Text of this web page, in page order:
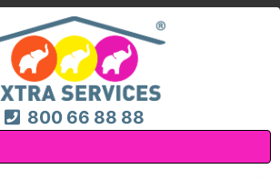
800 66 88 88